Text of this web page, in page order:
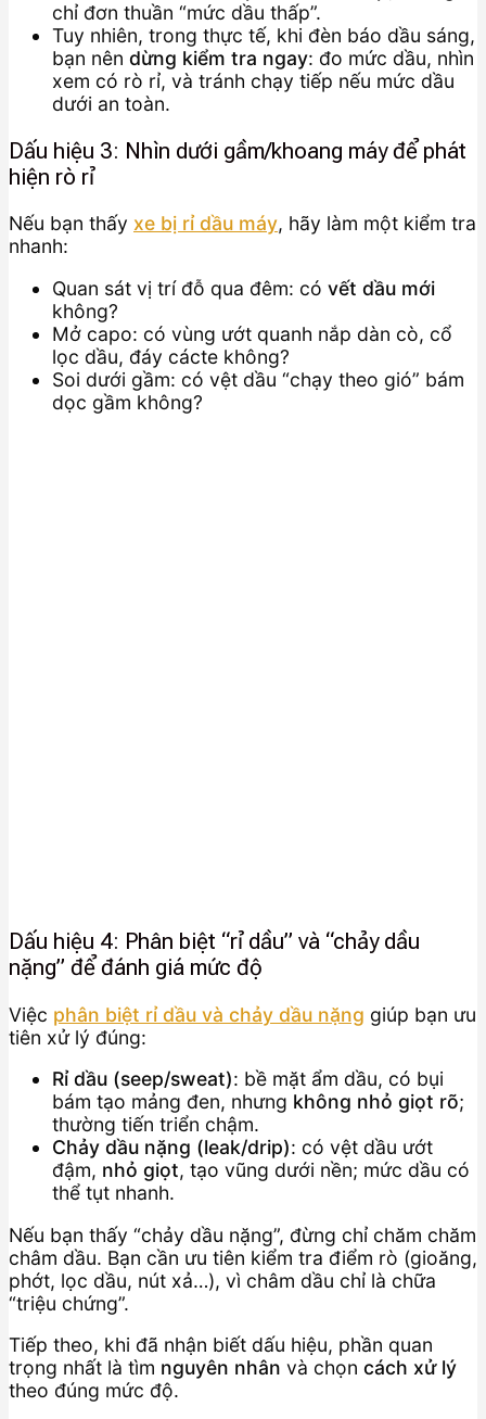
chỉ đơn thuần “mức dầu thấp”.
Tuy nhiên, trong thực tế, khi đèn báo dầu sáng,
bạn nên dừng kiểm tra ngay: đo mức dầu, nhìn
xem có rò rỉ, và tránh chạy tiếp nếu mức dầu
dưới an toàn.
Dấu hiệu 3: Nhìn dưới gầm/khoang máy để phát
hiện rò rỉ
Nếu bạn thấy xe bị rỉ dầu máy, hãy làm một kiểm tra
nhanh:
Quan sát vị trí đỗ qua đêm: có vết dầu mới
không?
Mở capo: có vùng ướt quanh nắp dàn cò, cổ
lọc dầu, đáy cácte không?
Soi dưới gầm: có vệt dầu “chạy theo gió” bám
dọc gầm không?
Dấu hiệu 4: Phân biệt “rỉ dầu” và “chảy dầu
nặng” để đánh giá mức độ
Việc phân biệt rỉ dầu và chảy dầu nặng giúp bạn ưu
tiên xử lý đúng:
Rỉ dầu (seep/sweat): bề mặt ẩm dầu, có bụi
bám tạo mảng đen, nhưng không nhỏ giọt rõ;
thường tiến triển chậm.
Chảy dầu nặng (leak/drip): có vệt dầu ướt
đậm, nhỏ giọt, tạo vũng dưới nền; mức dầu có
thể tụt nhanh.
Nếu bạn thấy “chảy dầu nặng”, đừng chỉ chăm chăm
châm dầu. Bạn cần ưu tiên kiểm tra điểm rò (gioăng,
phớt, lọc dầu, nút xả…), vì châm dầu chỉ là chữa
“triệu chứng”.
Tiếp theo, khi đã nhận biết dấu hiệu, phần quan
trọng nhất là tìm nguyên nhân và chọn cách xử lý
theo đúng mức độ.